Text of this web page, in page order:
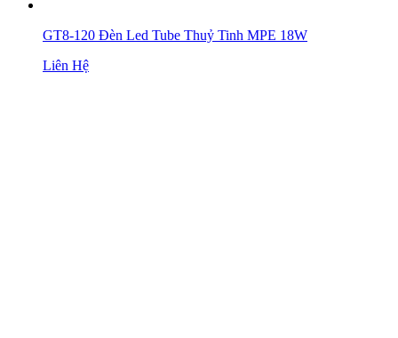
GT8-120 Đèn Led Tube Thuỷ Tinh MPE 18W
Liên Hệ